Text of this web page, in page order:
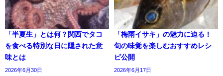
「半夏生」とは何？関西でタコ
を食べる特別な日に隠された意
味とは
2026年6月30日
「梅雨イサキ」の魅力に迫る！
旬の味覚を楽しむおすすめレシ
ピ公開
2026年6月17日